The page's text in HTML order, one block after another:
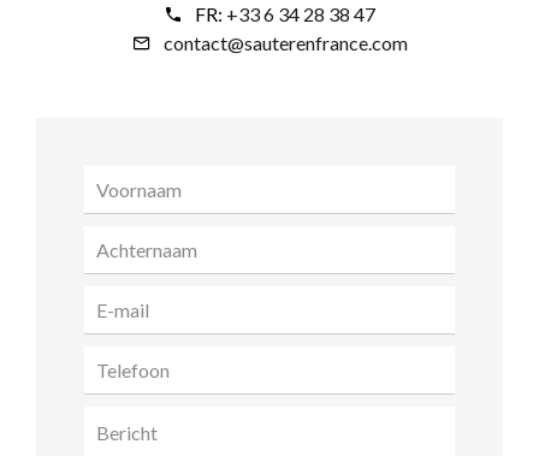
FR: +33 6 34 28 38 47
contact@sauterenfrance.com